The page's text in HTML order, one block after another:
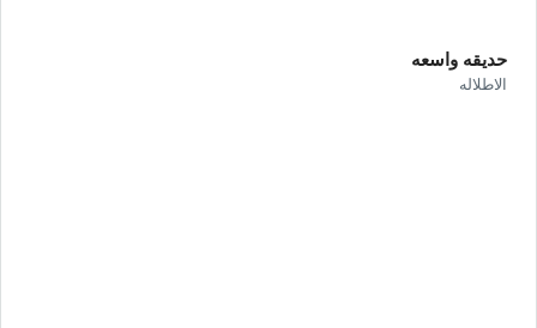
حديقه واسعه
الاطلاله